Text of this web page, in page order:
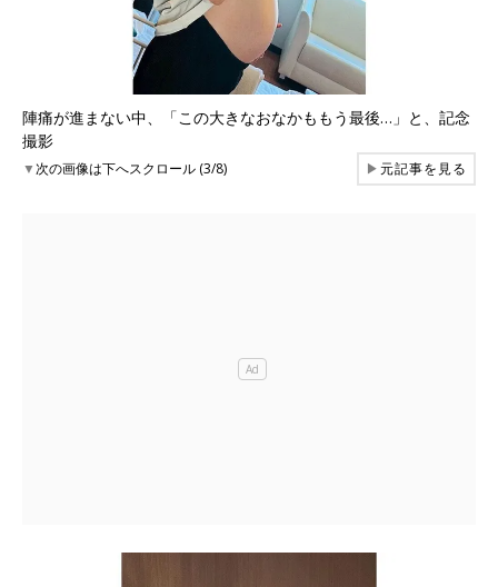
陣痛が進まない中、「この大きなおなかももう最後…」と、記念
撮影
▼次の画像は下へスクロール (3/8) ▶元記事を見る